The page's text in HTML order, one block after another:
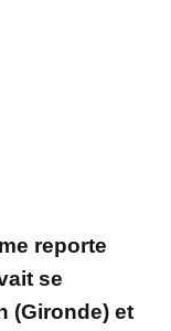
reporte
se
(Gironde) et